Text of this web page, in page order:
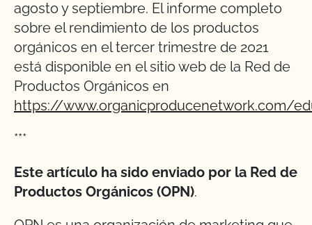
agosto y septiembre. El informe completo
sobre el rendimiento de los productos
orgánicos en el tercer trimestre de 2021
está disponible en el sitio web de la Red de
Productos Orgánicos en
https://www.organicproducenetwork.com/
***
Este artículo ha sido enviado por la Red de
Productos Orgánicos (OPN).